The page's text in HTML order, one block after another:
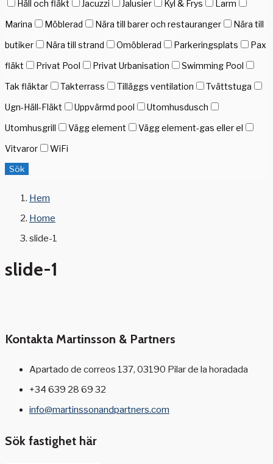
Häll och fläkt Jacuzzi Jalusier Kyl & Frys
Larm
Marina
Möblerad Nära till barer och restauranger
Nära till
butiker
Nära till strand Omöblerad Parkeringsplats
Pax
fläkt
Privat Pool Privat Urbanisation
Swimming Pool
Tak fläktar
Takterrass Tilläggs ventilation
Tvättstuga
Ugn-Häll-Fläkt
Uppvärmd pool
Utomhusdusch
Utomhusgrill
Vägg element
Vägg element-gas eller el
Vitvaror
WiFi
Sök
Hem
Home
slide-1
slide-1
Kontakta Martinsson & Partners
Apartado de correos 137, 03190 Pilar de la horadada
+34 639 28 69 32
info@martinssonandpartners.com
Sök fastighet här